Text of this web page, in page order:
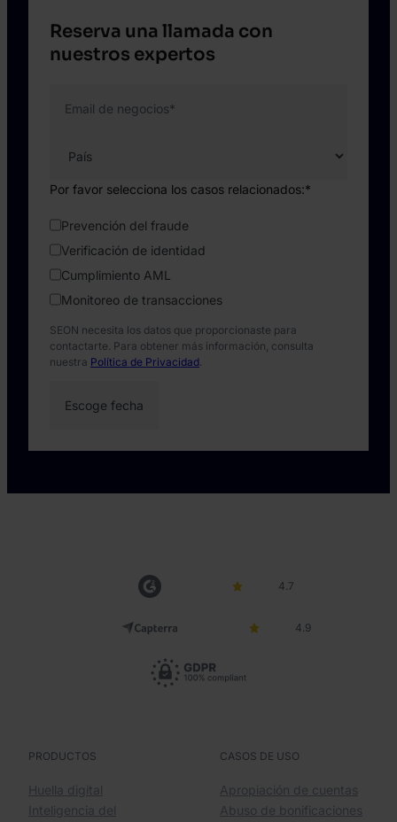
Reserva una llamada con
nuestros expertos
Email de negocios*
Por favor selecciona los casos relacionados:*
Prevención del fraude
Verificación de identidad
Cumplimiento AML
Monitoreo de transacciones
SEON necesita los datos que proporcionaste para
contactarte. Para obtener más información, consulta
nuestra Política de Privacidad.
4.7
4.9
PRODUCTOS
Huella digital
Inteligencia del
CASOS DE USO
Apropiación de cuentas
Abuso de bonificaciones